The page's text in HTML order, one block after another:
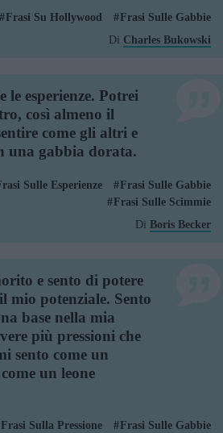
Frasi Su Hollywood
Frasi Sulle Gabbie
Di Charles Bukowski
esperienze. Potrei
così almeno il
come gli altri e
una gabbia dorata.
Sulle Esperienze
Frasi Sulle Gabbie
Frasi Sulle Scimmie
Di Boris Becker
e sento di potere
mio potenziale. Sento
base nella mia
più pressioni che
sento come un
un leone
Frasi Sulla Pressione
Frasi Sulle Gabbie